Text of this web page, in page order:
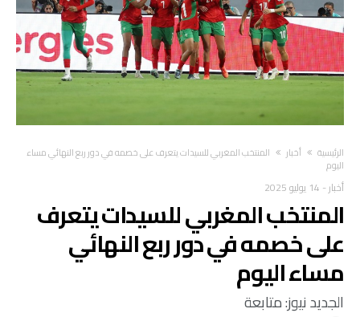
‫الرئيسية‬ أخبار
المنتخب المغربي للسيدات يتعرف على خصمه في دور ربع النهائي مساء
اليوم
أخبار- 14 يوليو 2025
المنتخب المغربي للسيدات يتعرف
على خصمه في دور ربع النهائي
مساء اليوم
الجديد نيوز: متابعة